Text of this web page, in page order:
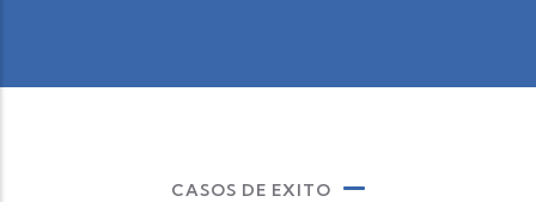
CASOS DE EXITO